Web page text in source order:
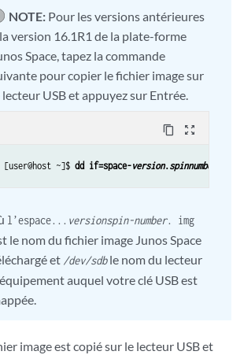
NOTE: Pour les versions antérieures
version 16.1R1 de la plate-forme
Space, tapez la commande
pour copier le fichier image sur
lecteur USB et appuyez sur Entrée.
content_copy zoom_out_map
[user@host ~]$ dd if=space-version.spinnumber
l’espace... versionspin-number. img
le nom du fichier image Junos Space
et /dev/sdble nom du lecteur
auquel votre clé USB est
image est copié sur le lecteur USB et